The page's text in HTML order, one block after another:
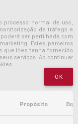
processo normal de uso,
de tráfego e
ser partilhada com
Estes parceiros
que lhes tenha fornecido
serviços. Ao continuar
OK
Propósito